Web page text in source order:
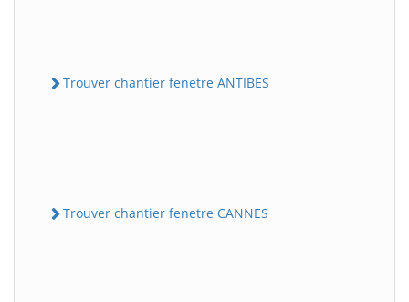
Trouver chantier fenetre ANTIBES
Trouver chantier fenetre CANNES